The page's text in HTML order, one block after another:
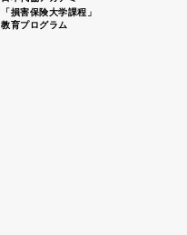
「損害保険大学課程」
教育プログラム